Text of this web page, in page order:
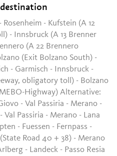
- Kufstein (A 12
- Innsbruck (A 13 Brenner
(A 22 Brennero
(Exit Bolzano South) -
- Garmisch - Innsbruck -
obligatory toll) - Bolzano
Highway) Alternative:
- Val Passiria - Merano -
Val Passiria - Merano - Lana
- Fuessen - Fernpass -
Road 40 + 38) - Merano
- Landeck - Passo Resia